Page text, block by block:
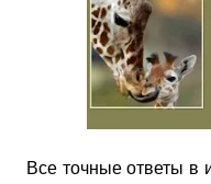
Все точные ответы в